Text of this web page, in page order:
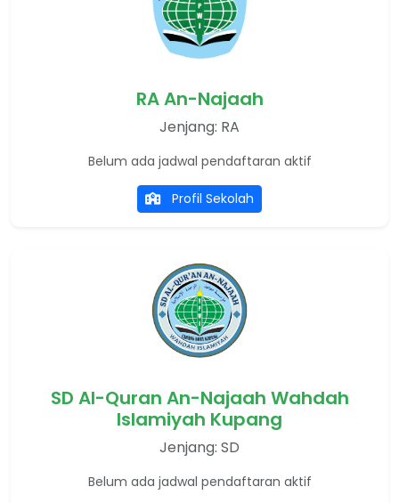
RA An-Najaah
Jenjang: RA
Belum ada jadwal pendaftaran aktif
Profil Sekolah
SD Al-Quran An-Najaah Wahdah
Islamiyah Kupang
Jenjang: SD
Belum ada jadwal pendaftaran aktif